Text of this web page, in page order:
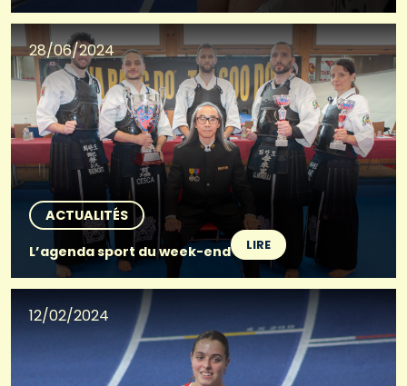
28/06/2024
ACTUALITÉS
L’agenda sport du week-end
LIRE
12/02/2024